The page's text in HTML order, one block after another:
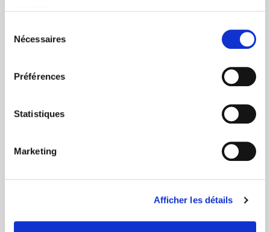
Nécessaires
Préférences
Statistiques
Marketing
Afficher les détails
d’augmenter le pourcentage de la Cotisation
Wijninckx de 1,5% à 3 % afin que l’établissement d’une
à la solidarité. La loi programme du 25 décembre
de cotisation 2018 sur les primes de 2017.
2018 ce plafond s’élève à 32.472,96 EUR.